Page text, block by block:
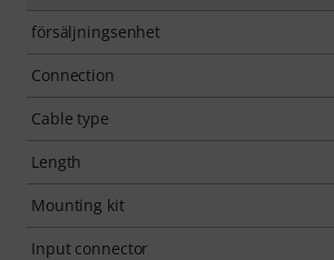
försäljningsenhet
Connection
Cable type
Length
Mounting kit
Input connector